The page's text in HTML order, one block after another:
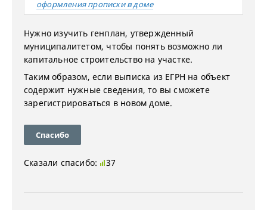
оформления прописки в доме
Нужно изучить генплан, утвержденный
муниципалитетом, чтобы понять возможно ли
капитальное строительство на участке.
Таким образом, если выписка из ЕГРН на объект
содержит нужные сведения, то вы сможете
зарегистрироваться в новом доме.
Спасибо
Сказали спасибо: 37